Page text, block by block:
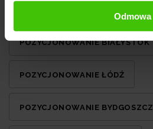
Odmowa
POZYCJONOWANIE BIAŁYSTOK
POZYCJONOWANIE ŁÓDŹ
POZYCJONOWANIE BYDGOSZCZ